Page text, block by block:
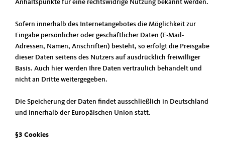
Anhaltspunkte für eine rechtswidrige Nutzung bekannt werden.
Sofern innerhalb des Internetangebotes die Möglichkeit zur
Eingabe persönlicher oder geschäftlicher Daten (E-Mail-
Adressen, Namen, Anschriften) besteht, so erfolgt die Preisgabe
dieser Daten seitens des Nutzers auf ausdrücklich freiwilliger
Basis. Auch hier werden Ihre Daten vertraulich behandelt und
nicht an Dritte weitergegeben.
Die Speicherung der Daten findet ausschließlich in Deutschland
und innerhalb der Europäischen Union statt.
§3 Cookies